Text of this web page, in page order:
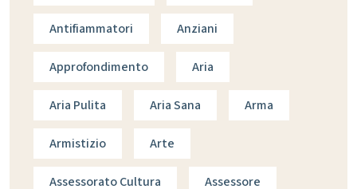
Antifiammatori Anziani
Approfondimento Aria
Aria Pulita Aria Sana Arma
Armistizio Arte
Assessorato Cultura Assessore